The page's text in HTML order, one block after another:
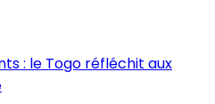
: le Togo réfléchit aux